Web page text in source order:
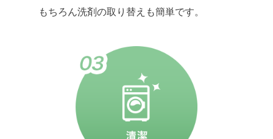
もちろん洗剤の取り替えも簡単です。